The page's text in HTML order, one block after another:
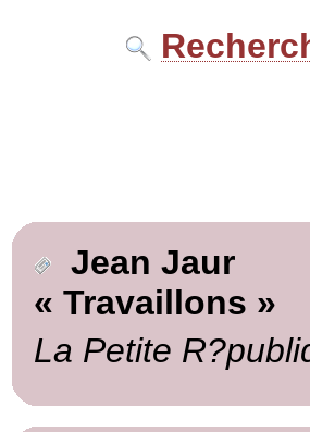
Jean Jaur
« Travaillons »
La Petite